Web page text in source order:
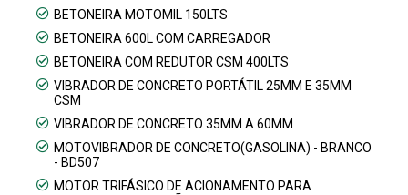
BETONEIRA MOTOMIL 150LTS
BETONEIRA 600L COM CARREGADOR
BETONEIRA COM REDUTOR CSM 400LTS
VIBRADOR DE CONCRETO PORTÁTIL 25MM E 35MM
CSM
VIBRADOR DE CONCRETO 35MM A 60MM
MOTOVIBRADOR DE CONCRETO(GASOLINA) - BRANCO
- BD507
MOTOR TRIFÁSICO DE ACIONAMENTO PARA